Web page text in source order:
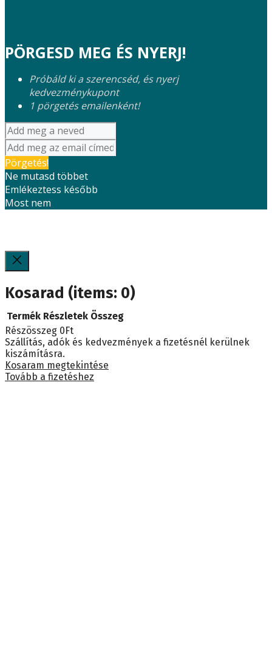
PÖRGESD MEG ÉS NYERJ!
Próbáld ki a szerencséd, és nyerj
kedvezménykupont
1 pörgetés emailenként!
Pörgetés!
Ne mutasd többet
Emlékeztess később
Most nem
Kosarad (items: 0)
Termékek
a
kosárban
Termék Részletek Összeg
Részösszeg 0Ft
Szállítás, adók és kedvezmények a fizetésnél kerülnek
kiszámításra.
Kosaram megtekintése
Tovább a fizetéshez